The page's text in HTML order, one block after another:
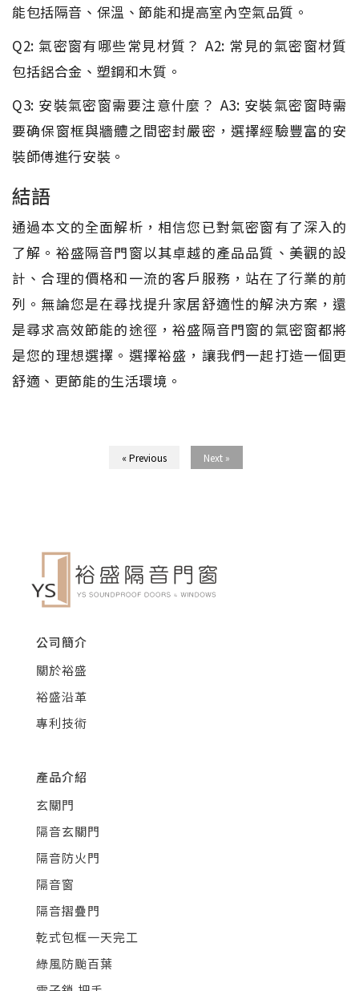
能包括隔音、保溫、節能和提高室內空氣品質。
Q2: 氣密窗有哪些常見材質？ A2: 常見的氣密窗材質
包括鋁合金、塑鋼和木質。
Q3: 安裝氣密窗需要注意什麼？ A3: 安裝氣密窗時需
要确保窗框與牆體之間密封嚴密，選擇經驗豐富的安
裝師傅進行安裝。
結語
通過本文的全面解析，相信您已對氣密窗有了深入的
了解。裕盛隔音門窗以其卓越的產品品質、美觀的設
計、合理的價格和一流的客戶服務，站在了行業的前
列。無論您是在尋找提升家居舒適性的解決方案，還
是尋求高效節能的途徑，裕盛隔音門窗的氣密窗都將
是您的理想選擇。選擇裕盛，讓我們一起打造一個更
舒適、更節能的生活環境。
« Previous Next »
公司簡介
關於裕盛
裕盛沿革
專利技術
產品介紹
玄關門
隔音玄關門
隔音防火門
隔音窗
隔音摺疊門
乾式包框一天完工
綠風防颱百葉